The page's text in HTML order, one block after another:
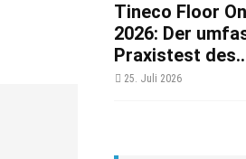
Tineco Floor
2026: Der
Praxistest
25. Juli 2026